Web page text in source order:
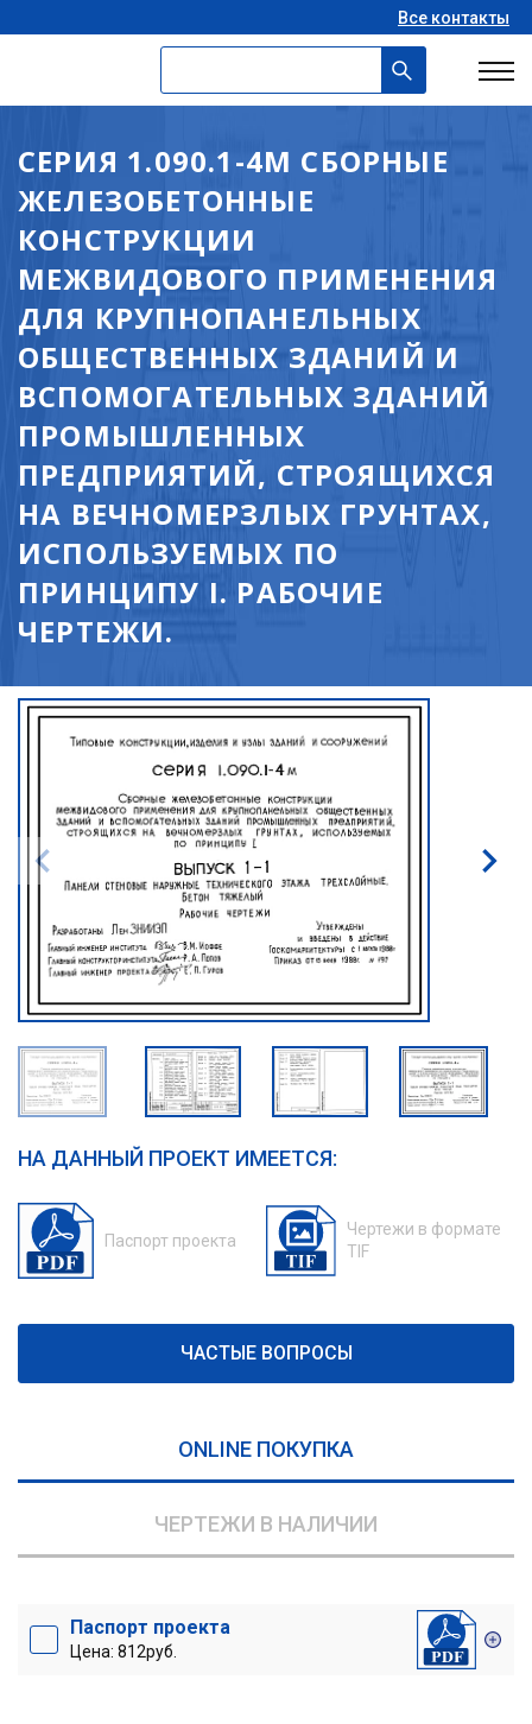
Все контакты
СЕРИЯ 1.090.1-4М СБОРНЫЕ
ЖЕЛЕЗОБЕТОННЫЕ
КОНСТРУКЦИИ
МЕЖВИДОВОГО ПРИМЕНЕНИЯ
ДЛЯ КРУПНОПАНЕЛЬНЫХ
ОБЩЕСТВЕННЫХ ЗДАНИЙ И
ВСПОМОГАТЕЛЬНЫХ ЗДАНИЙ
ПРОМЫШЛЕННЫХ
ПРЕДПРИЯТИЙ, СТРОЯЩИХСЯ
НА ВЕЧНОМЕРЗЛЫХ ГРУНТАХ,
ИСПОЛЬЗУЕМЫХ ПО
ПРИНЦИПУ I. РАБОЧИЕ
ЧЕРТЕЖИ.
НА ДАННЫЙ ПРОЕКТ ИМЕЕТСЯ:
Паспорт проекта
Чертежи в формате
TIF
ЧАСТЫЕ ВОПРОСЫ
ONLINE ПОКУПКА
ЧЕРТЕЖИ В НАЛИЧИИ
Паспорт проекта
Цена: 812руб.